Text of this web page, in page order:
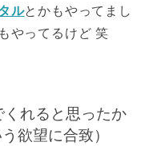
ルとかもやってまし
やってるけど 笑
れると思ったか
欲望に合致）